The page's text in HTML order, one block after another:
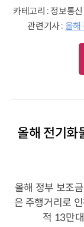
카테고리 : 정보통신
관련기사 : 올해
올해 전기
올해 정부 보조
은 주행거리로
적 13만